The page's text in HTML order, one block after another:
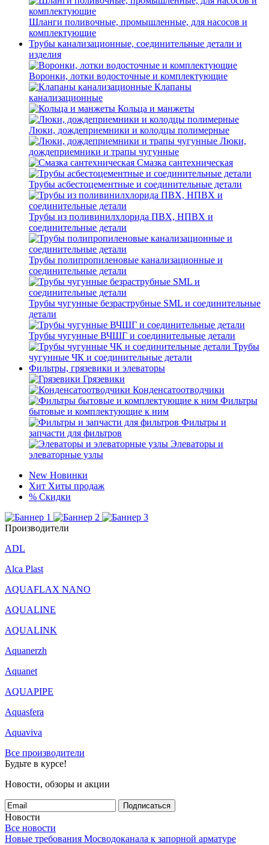
Шланги поливочные, промышленные, для насосов и
комплектующие
Трубы канализационные, соединительные детали и
изделия
Воронки, лотки водосточные и комплектующие
Клапаны
канализационные
Кольца и манжеты
Люки, дождеприемники и колодцы полимерные
Люки,
дождеприемники и трапы чугунные
Смазка сантехническая
Трубы асбестоцементные и соединительные детали
Трубы из поливинилхлорида ПВХ, НПВХ и
соединительные детали
Трубы полипропиленовые канализационные и
соединительные детали
Трубы чугунные безраструбные SML и соединительные
детали
Трубы чугунные ВЧШГ и соединительные детали
Трубы
чугунные ЧК и соединительные детали
Фильтры, грязевики и элеваторы
Грязевики
Конденсатоотводчики
Фильтры
бытовые и комплектующие к ним
Фильтры и
запчасти для фильтров
Элеваторы и
элеваторные узлы
New Новинки
Хит Хиты продаж
% Скидки
Производители
ADL
Alca Plast
AQUAFLAX NANO
AQUALINE
AQUALINK
Aquanerzh
Aquanet
AQUAPIPE
Aquasfera
Aquaviva
Все производители
Будьте в курсе!
Новости, обзоры и акции
Подписаться
Новости
Все новости
Новые требования Мосводоканала к запорной арматуре